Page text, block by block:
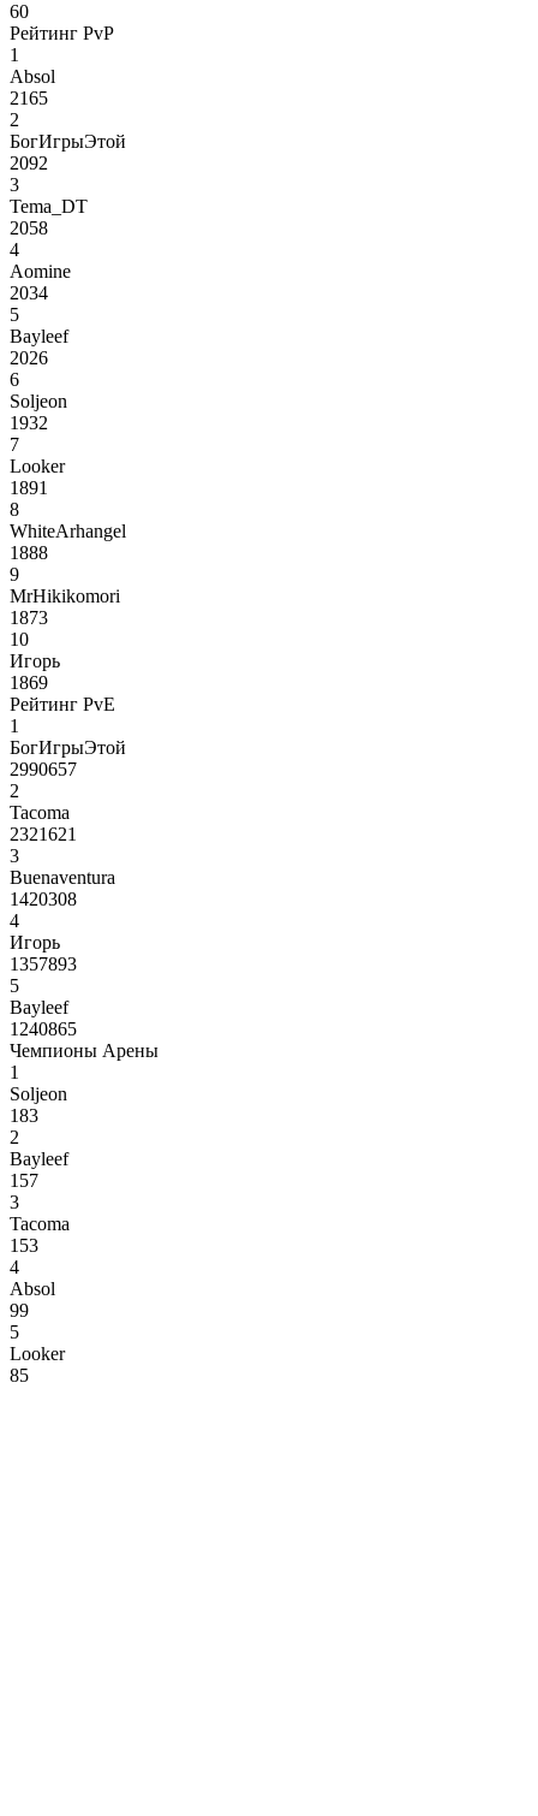
60
Рейтинг PvP
1
Absol
2165
2
БогИгрыЭтой
2092
3
Tema_DT
2058
4
Aomine
2034
5
Bayleef
2026
6
Soljeon
1932
7
Looker
1891
8
WhiteArhangel
1888
9
MrHikikomori
1873
10
Игорь
1869
Рейтинг PvE
1
БогИгрыЭтой
2990657
2
Tacoma
2321621
3
Buenaventura
1420308
4
Игорь
1357893
5
Bayleef
1240865
Чемпионы Арены
1
Soljeon
183
2
Bayleef
157
3
Tacoma
153
4
Absol
99
5
Looker
85